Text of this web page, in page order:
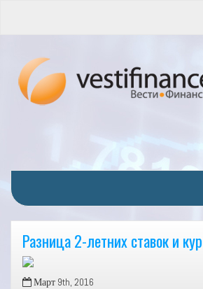
Разница 2-летних ставок и
Март 9th, 2016